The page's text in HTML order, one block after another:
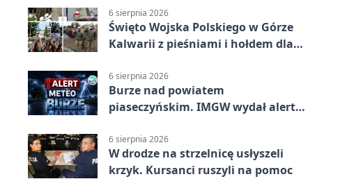
6 sierpnia 2026
Święto Wojska Polskiego w Górze
Kalwarii z pieśniami i hołdem dla
6 sierpnia 2026
Burze nad powiatem
piaseczyńskim. IMGW wydał alert
6 sierpnia 2026
W drodze na strzelnicę usłyszeli
krzyk. Kursanci ruszyli na pomoc